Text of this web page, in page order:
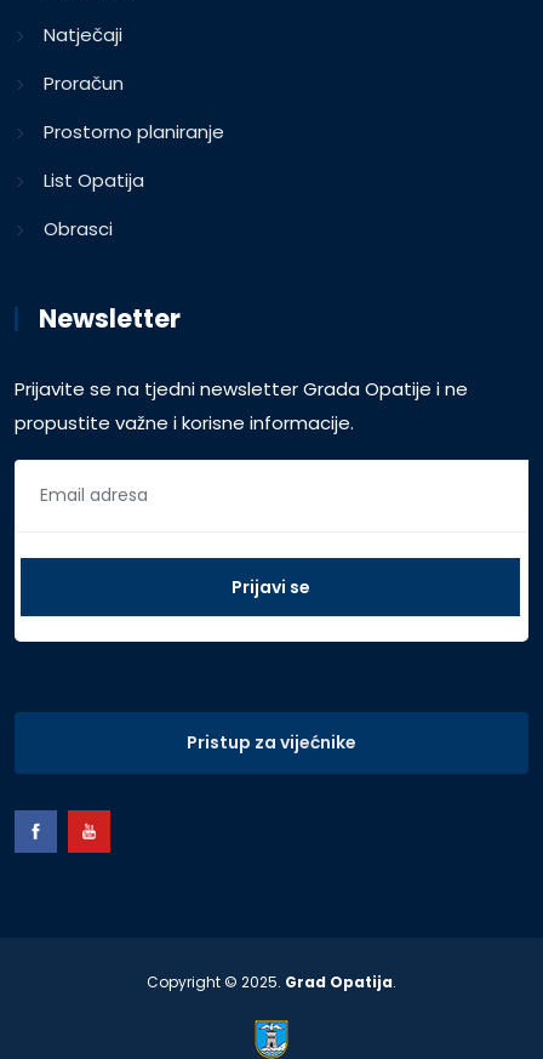
Natječaji
Proračun
Prostorno planiranje
List Opatija
Obrasci
Newsletter
Prijavite se na tjedni newsletter Grada Opatije i ne
propustite važne i korisne informacije.
Pristup za vijećnike
Copyright © 2025. Grad Opatija.